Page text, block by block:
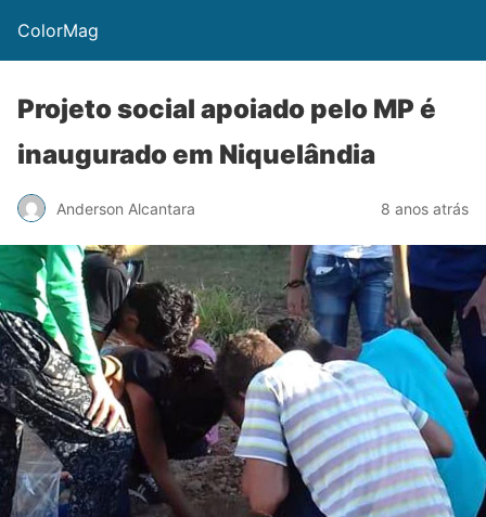
ColorMag
Projeto social apoiado pelo MP é
inaugurado em Niquelândia
Anderson Alcantara 8 anos atrás